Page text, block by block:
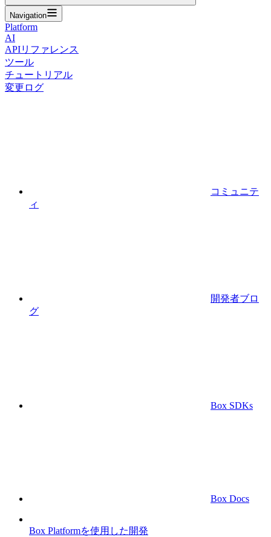
Navigation
Platform
AI
APIリファレンス
ツール
チュートリアル
変更ログ
コミュニテ
ィ
開発者ブロ
グ
Box SDKs
Box Docs
Box Platformを使用した開発